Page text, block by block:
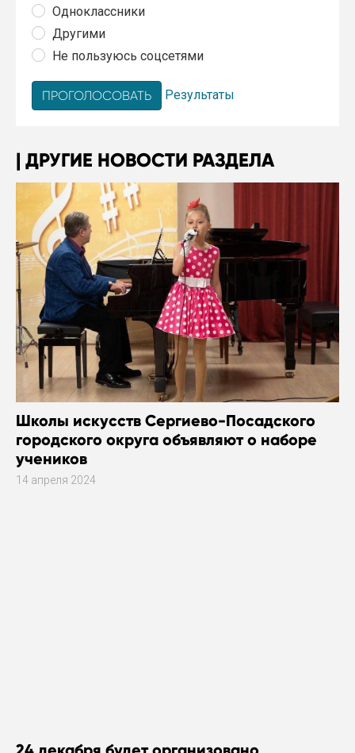
Одноклассники
Другими
Не пользуюсь соцсетями
Результаты
ДРУГИЕ НОВОСТИ РАЗДЕЛА
Школы искусств Сергиево-Посадского
городского округа объявляют о наборе
учеников
14 апреля 2024